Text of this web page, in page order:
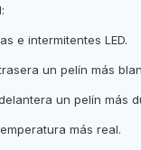
e intermitentes LED.
un pelín más
un pelín más
más real.